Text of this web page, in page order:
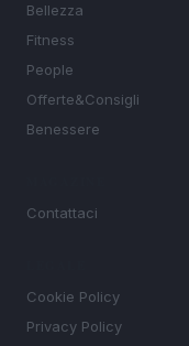
Bellezza
Fitness
People
Offerte&Consigli
Benessere
Contattaci
Cookie Policy
Privacy Policy